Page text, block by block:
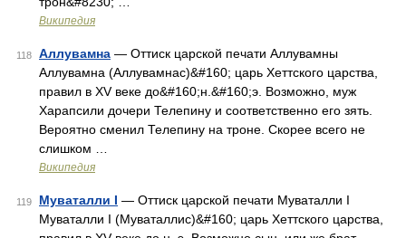
Википедия
118 Аллувамна — Оттиск царской печати Аллувамны
Аллувамна (Аллувамнас)&#160; царь Хеттского царства,
правил в XV веке до&#160;н.&#160;э. Возможно, муж
Харапсили дочери Телепину и соответственно его зять.
Вероятно сменил Телепину на троне. Скорее всего не
слишком …
Википедия
119 Муваталли I — Оттиск царской печати Муваталли I
Муваталли I (Муваталлис)&#160; царь Хеттского царства,